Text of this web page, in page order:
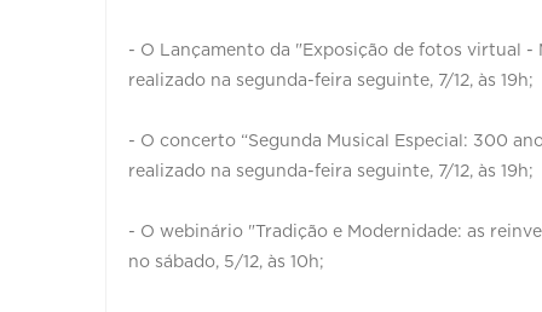
- O Lançamento da "Exposição de fotos virtual -
realizado na segunda-feira seguinte, 7/12, às 19h;
- O concerto “Segunda Musical Especial: 300
realizado na segunda-feira seguinte, 7/12, às 19h;
- O webinário "Tradição e Modernidade: as
no sábado, 5/12, às 10h;